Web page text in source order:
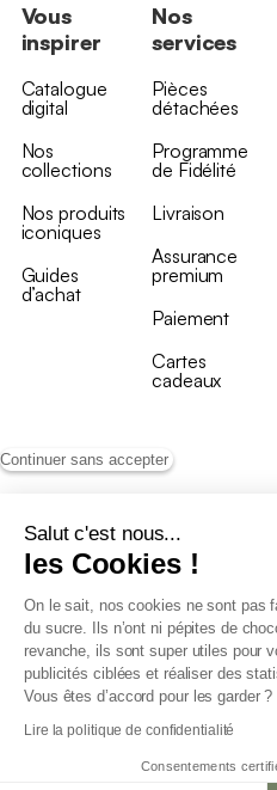
Continuer sans accepter
Salut c'est nous...
les Cookies !
On le sait, nos cookies ne sont pas
du sucre. Ils n’ont ni pépites de
revanche, ils sont super utiles pour
publicités ciblées et réaliser des
Vous êtes d’accord pour les garder ?
Lire la politique de confidentialité
Consentements
Vous
inspirer
Catalogue
digital
Nos
collections
Nos produits
iconiques
Guides
d’achat
Nos
services
Pièces
détachées
Programme
de Fidélité
Livraison
Assurance
premium
Paiement
Cartes
cadeaux
Conditions
Conditions générales du
Charte de
Conditions
Déclaration